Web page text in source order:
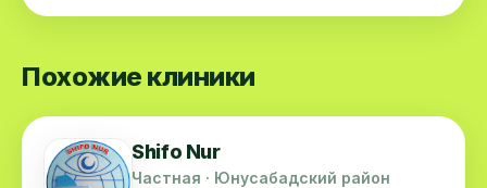
Похожие клиники
Shifo Nur
Частная · Юнусабадский район